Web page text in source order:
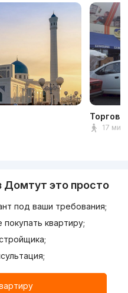
17 мин
Домтут это просто
под ваши требования;
квартиру;